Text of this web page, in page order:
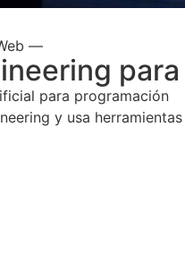
—
para programación
y usa